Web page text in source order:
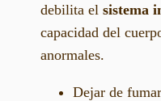
debilita el sistema
capacidad del
anormales.
Dejar de